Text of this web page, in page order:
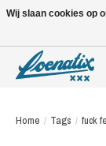
Home / Tags / fuck
Wij slaan cookies op